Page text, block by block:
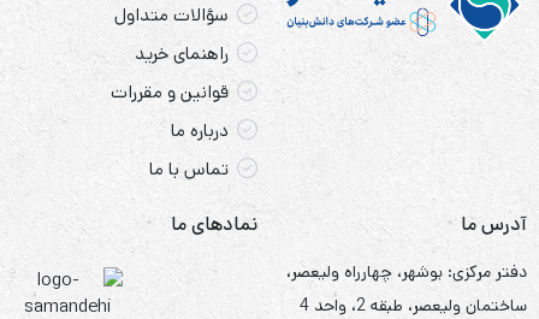
سؤالات متداول
راهنمای خرید
قوانین و مقررات
درباره ما
تماس با ما
آدرس ما
دفتر مرکزی: بوشهر، چهارراه ولیعصر،
ساختمان ولیعصر، طبقه 2، واحد 4
نمادهای ما